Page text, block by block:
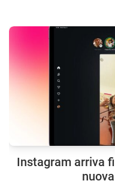
Instagram arriva